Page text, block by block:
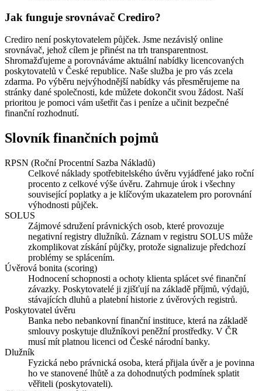
Jak funguje srovnávač Crediro?
Crediro není poskytovatelem půjček. Jsme nezávislý online
srovnávač, jehož cílem je přinést na trh transparentnost.
Shromažďujeme a porovnáváme aktuální nabídky licencovaných
poskytovatelů v České republice. Naše služba je pro vás zcela
zdarma. Po výběru nejvýhodnější nabídky vás přesměrujeme na
stránky dané společnosti, kde můžete dokončit svou žádost. Naší
prioritou je pomoci vám ušetřit čas i peníze a učinit bezpečné
finanční rozhodnutí.
Slovník finančních pojmů
RPSN (Roční Procentní Sazba Nákladů)
Celkové náklady spotřebitelského úvěru vyjádřené jako roční
procento z celkové výše úvěru. Zahrnuje úrok i všechny
související poplatky a je klíčovým ukazatelem pro porovnání
výhodnosti půjček.
SOLUS
Zájmové sdružení právnických osob, které provozuje
negativní registry dlužníků. Záznam v registru SOLUS může
zkomplikovat získání půjčky, protože signalizuje předchozí
problémy se splácením.
Úvěrová bonita (scoring)
Hodnocení schopnosti a ochoty klienta splácet své finanční
závazky. Poskytovatelé ji zjišťují na základě příjmů, výdajů,
stávajících dluhů a platební historie z úvěrových registrů.
Poskytovatel úvěru
Banka nebo nebankovní finanční instituce, která na základě
smlouvy poskytuje dlužníkovi peněžní prostředky. V ČR
musí mít platnou licenci od České národní banky.
Dlužník
Fyzická nebo právnická osoba, která přijala úvěr a je povinna
ho ve stanovené lhůtě a za dohodnutých podmínek splatit
věřiteli (poskytovateli).